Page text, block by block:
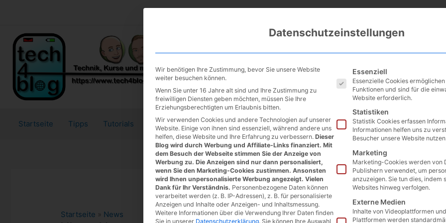
Startseite Tipps Tutorials Tests
Startseite » News
Datenschutzeinstellungen
Wir benötigen Ihre Zustimmung, bevor Sie unsere Website
weiter besuchen können.
Wenn Sie unter 16 Jahre alt sind und Ihre Zustimmung zu
freiwilligen Diensten geben möchten, müssen Sie Ihre
Erziehungsberechtigten um Erlaubnis bitten.
Wir verwenden Cookies und andere Technologien auf unserer
Website. Einige von ihnen sind essenziell, während andere uns
helfen, diese Website und Ihre Erfahrung zu verbessern. Dieser
Blog wird durch Werbung und Affiliate-Links finanziert. Mit
dem Besuch der Webseite stimmen Sie der Anzeige von
Werbung zu. Die Anzeigen sind nur dann personalisiert,
wenn Sie den Marketing-Cookies zustimmen. Ansonsten
wird Ihnen unpersonalisierte Werbung angezeigt. Vielen
Dank für Ihr Verständnis. Personenbezogene Daten können
verarbeitet werden (z. B. IP-Adressen), z. B. für personalisierte
Anzeigen und Inhalte oder Anzeigen- und Inhaltsmessung.
Weitere Informationen über die Verwendung Ihrer Daten finden
Sie in unserer Datenschutzerklärung. Sie können Ihre Auswahl
Es folgt eine Liste der
Essenziell
Essenzielle Cookies
Funktionen und sind für die
Website erforderlich.
Statistiken
Statistik Cookies erfassen
Informationen helfen uns zu
Besucher unsere Website
Marketing
Marketing-Cookies werden von
Publishern verwendet, um
anzuzeigen. Sie tun dies, indem
Websites hinweg verfolgen.
Externe Medien
Inhalte von Videoplattformen
Plattformen werden